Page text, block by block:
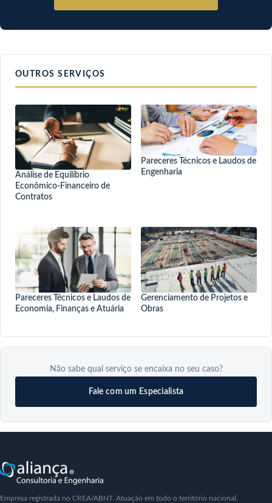
OUTROS SERVIÇOS
Análise de Equilíbrio
Econômico-Financeiro de
Contratos
Pareceres Técnicos e Laudos de
Engenharia
Pareceres Técnicos e Laudos de
Economia, Finanças e Atuária
Gerenciamento de Projetos e
Obras
Não sabe qual serviço se encaixa no seu caso?
Fale com um Especialista
Empresa registrada no CREA/ABNT. Atuação em todo o território nacional.